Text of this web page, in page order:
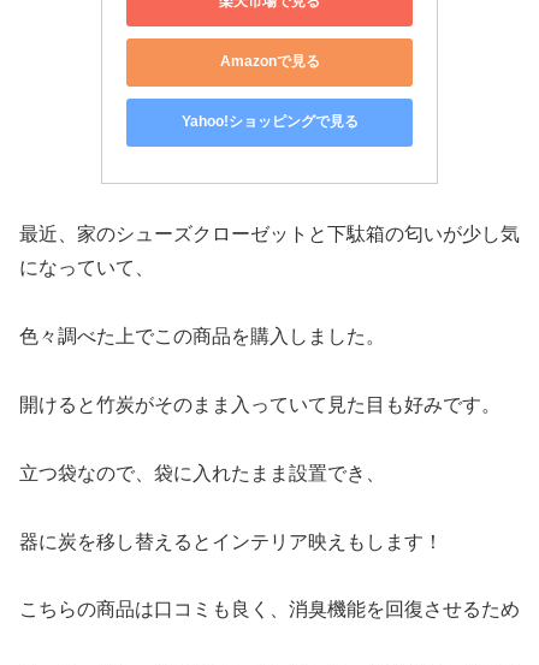
Amazonで見る
Yahoo!ショッピングで見る
最近、家のシューズクローゼットと下駄箱の匂いが少し気
になっていて、
色々調べた上でこの商品を購入しました。
開けると竹炭がそのまま入っていて見た目も好みです。
立つ袋なので、袋に入れたまま設置でき、
器に炭を移し替えるとインテリア映えもします！
こちらの商品は口コミも良く、消臭機能を回復させるため